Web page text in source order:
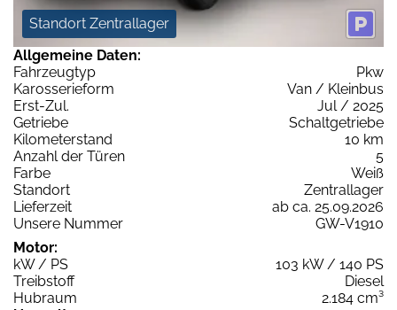
Standort Zentrallager
Allgemeine Daten:
Fahrzeugtyp
Pkw
Karosserieform
Van / Kleinbus
Erst-Zul.
Jul / 2025
Getriebe
Schaltgetriebe
Kilometerstand
10 km
Anzahl der Türen
5
Farbe
Weiß
Standort
Zentrallager
Lieferzeit
ab ca. 25.09.2026
Unsere Nummer
GW-V1910
Motor:
kW / PS
103 kW / 140 PS
Treibstoff
Diesel
Hubraum
2.184 cm³